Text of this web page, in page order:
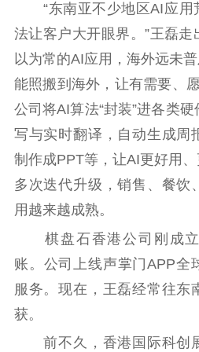
“东南亚不少地区AI应用
法让客户大开眼界。”王磊走
以为常的AI应用，海外远未
能照搬到海外，让有需要、
公司将AI算法“封装”进各类
写与实时翻译，自动生成周
制作成PPT等，让AI更好用
多次迭代升级，销售、餐饮
用越来越成熟。
棋盘石香港公司刚成立
账。公司上线声掌门APP全
服务。现在，王磊经常往东
获。
前不久，香港国际科创